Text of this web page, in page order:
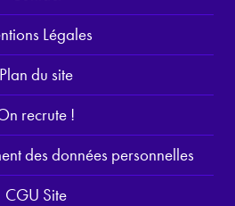
Légales
Plan du site
recrute !
des données personnelles
CGU Site